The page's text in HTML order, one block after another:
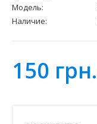
Модель:
Наличие:
150 грн.